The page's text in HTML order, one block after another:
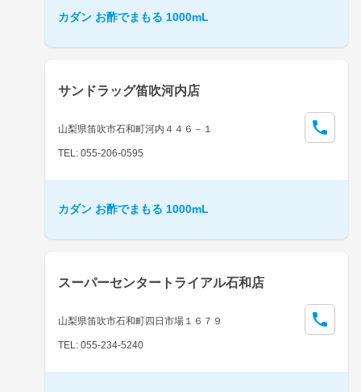
カダン お酢でまもる 1000mL
サンドラッグ笛吹河内店
山梨県笛吹市石和町河内４４６－１
TEL: 055-206-0595
カダン お酢でまもる 1000mL
スーパーセンタートライアル石和店
山梨県笛吹市石和町四日市場１６７９
TEL: 055-234-5240